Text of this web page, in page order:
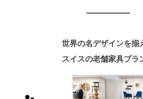
世界の名デザインを揃
スイスの老舗家具ブラ